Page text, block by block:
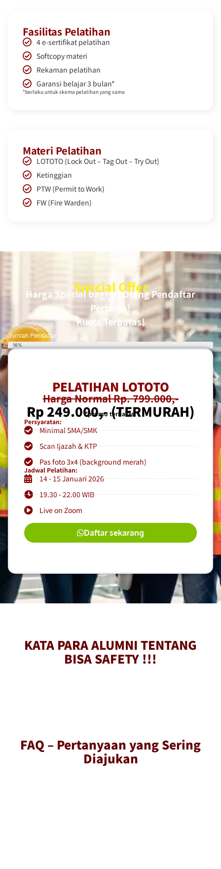
Fasilitas Pelatihan
4 e-sertifikat pelatihan
Softcopy materi
Rekaman pelatihan
Garansi belajar 3 bulan*
*berlaku untuk skema pelatihan yang sama
Materi Pelatihan​
LOTOTO (Lock Out – Tag Out – Try Out)
Ketinggian
PTW (Permit to Work)
FW (Fire Warden)
Special Offer
Harga Spesial bagi 30 Orang Pendaftar
Pertama!
Kuota Terbatas!
Jumlah Pendaftar:
Kuota 5/30
16%
PELATIHAN LOTOTO
Harga Normal Rp. 799.000,-
Rp 249.000,- (TERMURAH)
*promo terbatas.
Persyaratan:
Minimal SMA/SMK
Scan Ijazah & KTP
Pas foto 3x4 (background merah)
Jadwal Pelatihan:
14 - 15 Januari 2026
19.30 - 22.00 WIB
Live on Zoom
Daftar sekarang
KATA PARA ALUMNI TENTANG
BISA SAFETY !!!
FAQ – Pertanyaan yang Sering
Diajukan